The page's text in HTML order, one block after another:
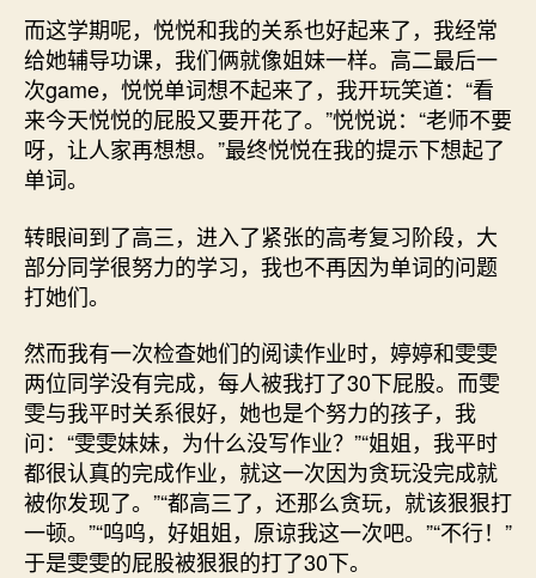
而这学期呢，悦悦和我的关系也好起来了，我经常
给她辅导功课，我们俩就像姐妹一样。高二最后一
次game，悦悦单词想不起来了，我开玩笑道：“看
来今天悦悦的屁股又要开花了。”悦悦说：“老师不要
呀，让人家再想想。”最终悦悦在我的提示下想起了
单词。
转眼间到了高三，进入了紧张的高考复习阶段，大
部分同学很努力的学习，我也不再因为单词的问题
打她们。
然而我有一次检查她们的阅读作业时，婷婷和雯雯
两位同学没有完成，每人被我打了30下屁股。而雯
雯与我平时关系很好，她也是个努力的孩子，我
问：“雯雯妹妹，为什么没写作业？”“姐姐，我平时
都很认真的完成作业，就这一次因为贪玩没完成就
被你发现了。”“都高三了，还那么贪玩，就该狠狠打
一顿。”“呜呜，好姐姐，原谅我这一次吧。”“不行！”
于是雯雯的屁股被狠狠的打了30下。